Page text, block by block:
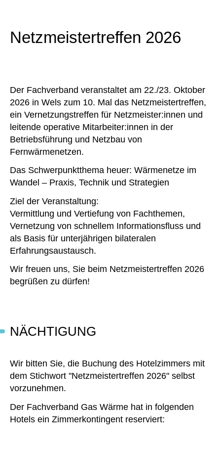
Netzmeistertreffen 2026
Der Fachverband veranstaltet am 22./23. Oktober
2026 in Wels zum 10. Mal das Netzmeistertreffen,
ein Vernetzungstreffen für Netzmeister:innen und
leitende operative Mitarbeiter:innen in der
Betriebsführung und Netzbau von
Fernwärmenetzen.
Das Schwerpunktthema heuer: Wärmenetze im
Wandel – Praxis, Technik und Strategien
Ziel der Veranstaltung:
Vermittlung und Vertiefung von Fachthemen,
Vernetzung von schnellem Informationsfluss und
als Basis für unterjährigen bilateralen
Erfahrungsaustausch.
Wir freuen uns, Sie beim Netzmeistertreffen 2026
begrüßen zu dürfen!
NÄCHTIGUNG
Wir bitten Sie, die Buchung des Hotelzimmers mit
dem Stichwort "Netzmeistertreffen 2026" selbst
vorzunehmen.
Der Fachverband Gas Wärme hat in folgenden
Hotels ein Zimmerkontingent reserviert: